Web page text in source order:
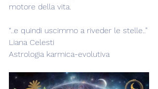
motore della vita.
“..e quindi uscimmo a riveder le stelle..”
Liana Celesti
Astrologia karmica-evolutiva